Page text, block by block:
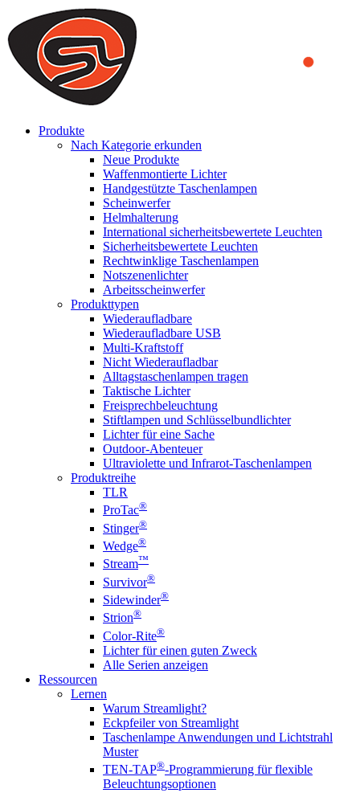
We use cookies to ensure that we provide you the best experience
on our website. By continuing to browse this website, you accept
that cookies are used to help us analyze how the website is used and
to offer you a better experience. To learn more or to find out how
you can disable cookies, you can access our
Produkte
Nach Kategorie erkunden
Neue Produkte
Waffenmontierte Lichter
Handgestützte Taschenlampen
Scheinwerfer
Helmhalterung
International sicherheitsbewertete Leuchten
Sicherheitsbewertete Leuchten
Rechtwinklige Taschenlampen
Notszenenlichter
Arbeitsscheinwerfer
Produkttypen
Wiederaufladbare
Wiederaufladbare USB
Multi-Kraftstoff
Nicht Wiederaufladbar
Alltagstaschenlampen tragen
Taktische Lichter
Freisprechbeleuchtung
Stiftlampen und Schlüsselbundlichter
Lichter für eine Sache
Outdoor-Abenteuer
Ultraviolette und Infrarot-Taschenlampen
Produktreihe
TLR
ProTac®
Stinger®
Wedge®
Stream™
Survivor®
Sidewinder®
Strion®
Color-Rite®
Lichter für einen guten Zweck
Alle Serien anzeigen
Ressourcen
Lernen
Warum Streamlight?
Eckpfeiler von Streamlight
Taschenlampe Anwendungen und Lichtstrahl
Muster
TEN-TAP®-Programmierung für flexible
Beleuchtungsoptionen